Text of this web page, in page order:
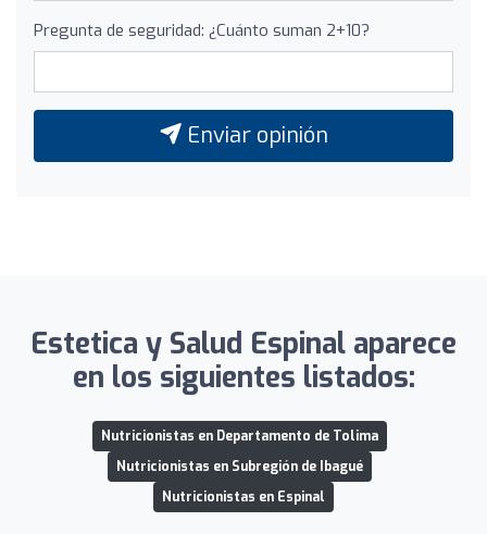
Pregunta de seguridad: ¿Cuánto suman 2+10?
Enviar opinión
Estetica y Salud Espinal aparece
en los siguientes listados:
Nutricionistas en Departamento de Tolima
Nutricionistas en Subregión de Ibagué
Nutricionistas en Espinal